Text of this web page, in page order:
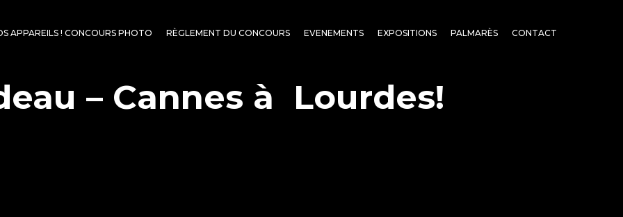
APPAREILS ! CONCOURS PHOTO RÈGLEMENT DU CONCOURS EVENEMENTS EXPOSITIONS PALMARÈS CONTACT
– Cannes à Lourdes!